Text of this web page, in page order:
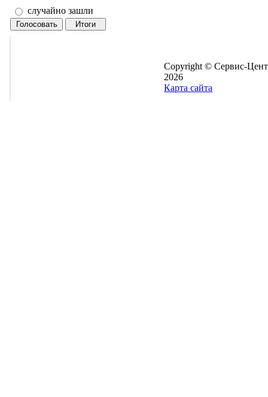
случайно зашли
Copyright © Сервис-
2026
Карта сайта